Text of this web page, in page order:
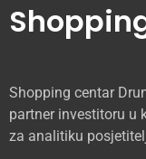
Shopping centar
partner investitoru u
za analitiku